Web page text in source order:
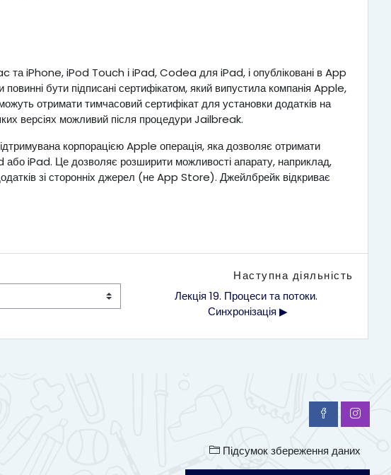
та iPhone, iPod Touch і iPad, Codea для iPad, і опубліковані в App
бути підписані сертифікатом, який випустила компанія Apple,
отримати тимчасовий сертифікат для установки додатків на
версіях можливий після процедури Jailbreak.
корпорацією Apple операція, яка дозволяє отримати
iPad. Це дозволяє розширити можливості апарату, наприклад,
зі сторонніх джерел (не App Store). Джейлбрейк відкриває
Наступна діяльність
Лекція 19. Процеси та потоки.
Синхронізація ▶︎
Підсумок збереження даних